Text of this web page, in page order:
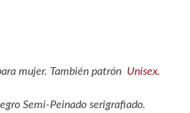
mujer. También patrón Unisex.
Semi-Peinado serigrafiado.